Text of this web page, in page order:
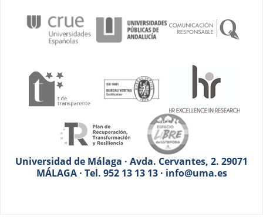
Universidad de Málaga · Avda. Cervantes, 2. 29071
MÁLAGA · Tel. 952 13 13 13 · info@uma.es